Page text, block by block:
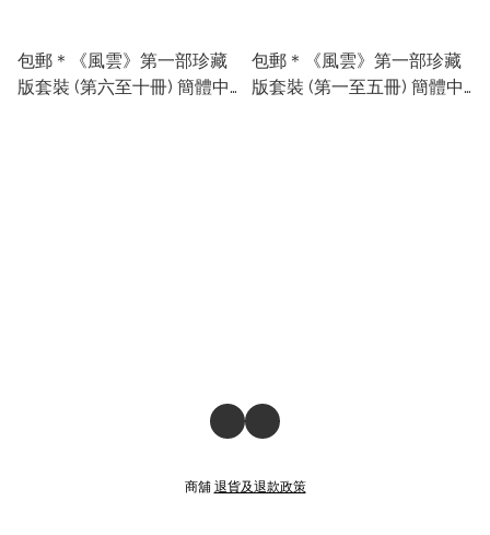
包郵＊《風雲》第一部珍藏
版套裝 (第六至十冊) 簡體中
包郵＊《風雲》第一部珍藏
版套裝 (第一至五冊) 簡體中
商舖 退貨及退款政策